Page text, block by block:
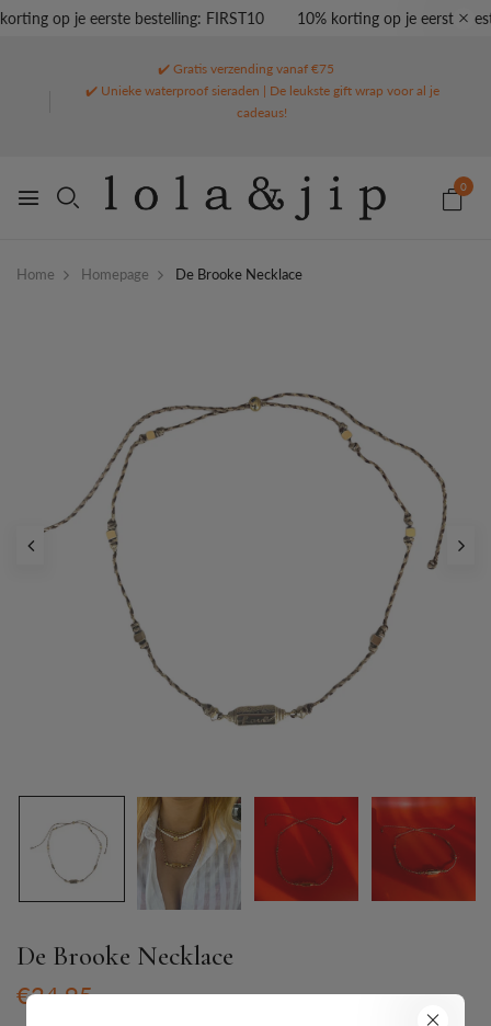
op je eerste bestelling: FIRST10 10% korting op je eerste
✔️ Gratis verzending vanaf €75
✔️ Unieke waterproof sieraden | De leukste gift wrap voor al je
cadeaus!
0
Home Homepage De Brooke Necklace
De Brooke Necklace
€24,95